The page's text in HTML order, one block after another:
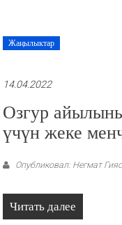
Жаңылыктар
14.04.2022
Озгур
үчүн жеке
Опубликовал: Негмат
Читать далее